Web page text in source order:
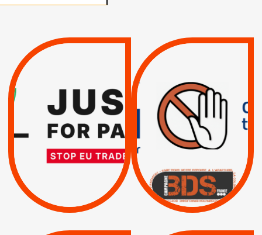
VIOLATIONS DES
SUSPENSION
TOTALE DE
L’ACCORD
D’ASSOCIATION UE-
ISRAËL
| Actus Pétitions
RESPECT DU DROIT
INTERNATIONAL ?
TRUMP, MACRON :
MÊME COMBAT
| Actus |
| Boycott militaire |
Lettres d'interpellation